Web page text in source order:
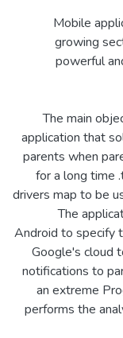
Mobile
growing
powerful
The main
application that
parents when
for a long time
drivers map to be
The
Android to specify
Google's cloud
notifications to
an extreme
performs the